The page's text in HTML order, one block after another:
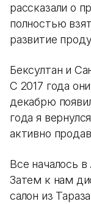
рассказали о
полностью
развитие
Бексултан и
С 2017 года
декабрю
года я
активно
Все началось
Затем к нам
салон из